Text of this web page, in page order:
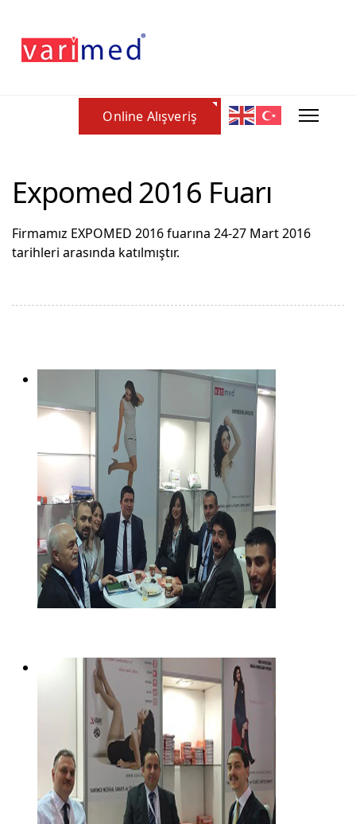
Online Alışveriş
Expomed 2016 Fuarı
Firmamız EXPOMED 2016 fuarına 24-27 Mart 2016
tarihleri arasında katılmıştır.